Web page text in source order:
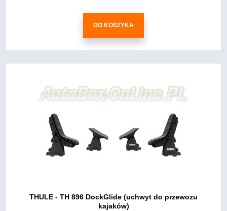
DO KOSZYKA
THULE - TH 896 DockGlide (uchwyt do przewozu
kajaków)